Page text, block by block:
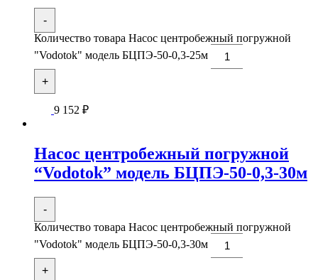
-
Количество товара Насос центробежный погружной
"Vodotok" модель БЦПЭ-50-0,3-25м
+
9 152 ₽
Насос центробежный погружной
“Vodotok” модель БЦПЭ-50-0,3-30м
-
Количество товара Насос центробежный погружной
"Vodotok" модель БЦПЭ-50-0,3-30м
+